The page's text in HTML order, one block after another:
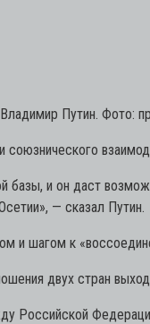
Владимир Путин. Фото:
и он даст
— сказал Путин.
и шагом к
двух стран